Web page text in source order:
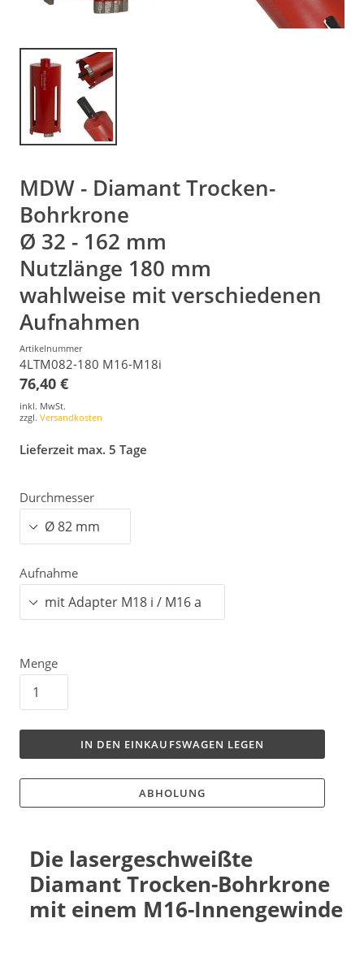
MDW - Diamant Trocken-
Bohrkrone
Ø 32 - 162 mm
Nutzlänge 180 mm
wahlweise mit verschiedenen
Aufnahmen
Artikelnummer
4LTM082-180 M16-M18i
76,40 €
inkl. MwSt.
zzgl. Versandkosten
Lieferzeit max. 5 Tage
Durchmesser
Aufnahme
Menge
IN DEN EINKAUFSWAGEN LEGEN
ABHOLUNG
Die lasergeschweißte
Diamant Trocken-Bohrkrone
mit einem M16-Innengewinde